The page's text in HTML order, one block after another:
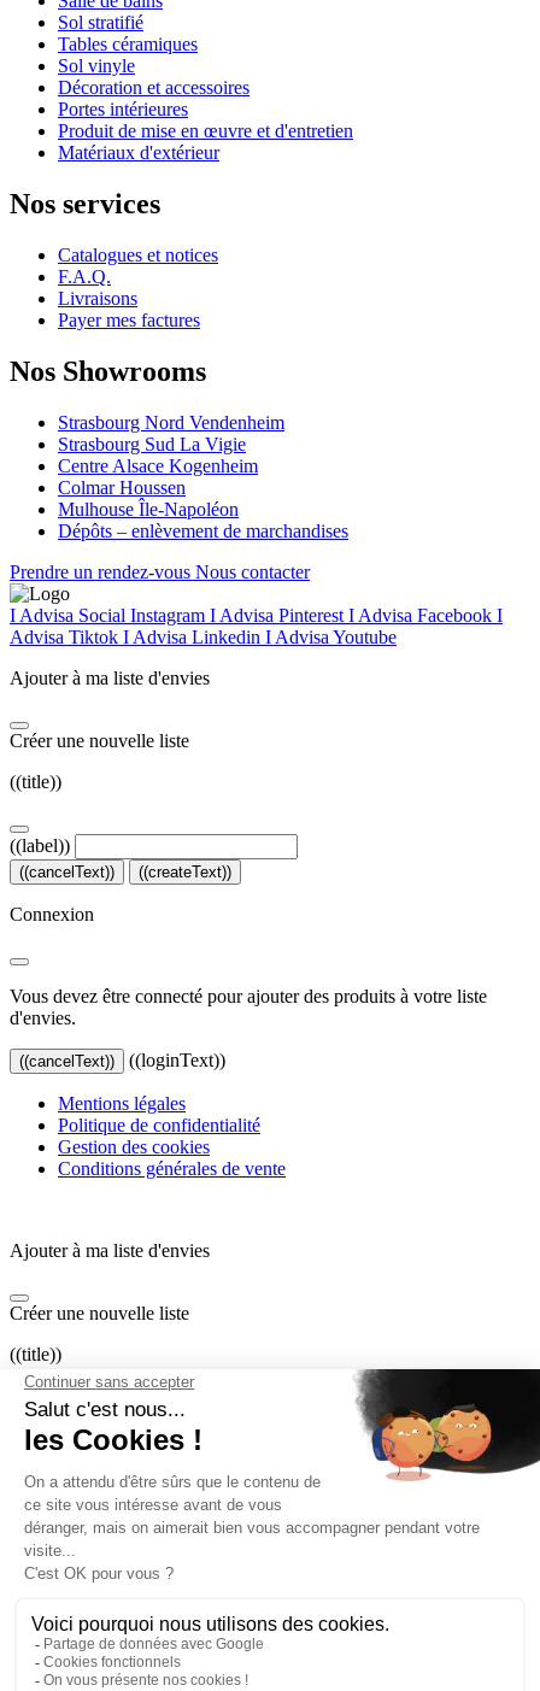
Sol stratifié
Tables céramiques
Sol vinyle
Décoration et accessoires
Portes intérieures
Produit de mise en œuvre et d'entretien
Matériaux d'extérieur
Nos services
Catalogues et notices
F.A.Q.
Livraisons
Payer mes factures
Nos Showrooms
Strasbourg Nord Vendenheim
Strasbourg Sud La Vigie
Centre Alsace Kogenheim
Colmar Houssen
Mulhouse Île-Napoléon
Dépôts – enlèvement de marchandises
Prendre un rendez-vous Nous contacter
I Advisa Social Instagram I Advisa Pinterest I Advisa Facebook I
Advisa Tiktok I Advisa Linkedin I Advisa Youtube
Ajouter à ma liste d'envies
Créer une nouvelle liste
((title))
((label))
((cancelText)) ((createText))
Connexion
Vous devez être connecté pour ajouter des produits à votre liste
d'envies.
((cancelText)) ((loginText))
Mentions légales
Politique de confidentialité
Gestion des cookies
Conditions générales de vente
Ajouter à ma liste d'envies
Créer une nouvelle liste
((title))
((label))
((cancelText)) ((createText))
Connexion
Vous devez être connecté pour ajouter des produits à votre liste
((cancelText))
((loginText))
advisa.fr